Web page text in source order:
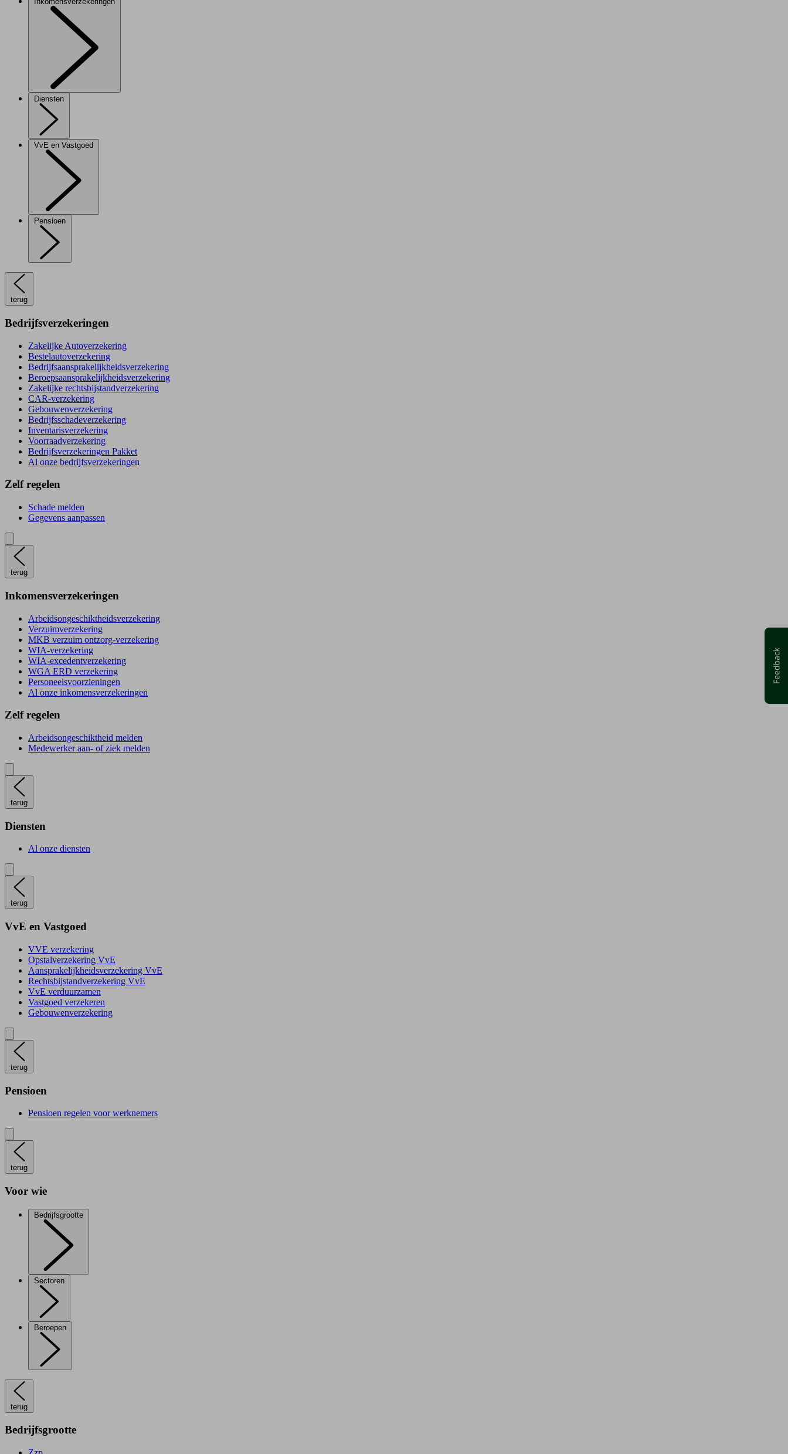
Diensten
VvE en Vastgoed
Pensioen
terug
Bedrijfsverzekeringen
Zakelijke Autoverzekering
Bestelautoverzekering
Bedrijfsaansprakelijkheidsverzekering
Beroepsaansprakelijkheidsverzekering
Zakelijke rechtsbijstandverzekering
CAR-verzekering
Gebouwenverzekering
Bedrijfsschadeverzekering
Inventarisverzekering
Voorraadverzekering
Bedrijfsverzekeringen Pakket
Al onze bedrijfsverzekeringen
Zelf regelen
Schade melden
Gegevens aanpassen
terug
Inkomensverzekeringen
Arbeidsongeschiktheidsverzekering
Verzuimverzekering
MKB verzuim ontzorg-verzekering
WIA-verzekering
WIA-excedentverzekering
WGA ERD verzekering
Personeelsvoorzieningen
Al onze inkomensverzekeringen
Zelf regelen
Arbeidsongeschiktheid melden
Medewerker aan- of ziek melden
terug
Diensten
Al onze diensten
terug
VvE en Vastgoed
VVE verzekering
Opstalverzekering VvE
Aansprakelijkheidsverzekering VvE
Rechtsbijstandverzekering VvE
VvE verduurzamen
Vastgoed verzekeren
Gebouwenverzekering
terug
Pensioen
Pensioen regelen voor werknemers
terug
Voor wie
Bedrijfsgrootte
Sectoren
Beroepen
terug
Bedrijfsgrootte